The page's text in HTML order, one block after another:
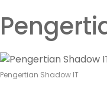
Pengertian Shadow IT